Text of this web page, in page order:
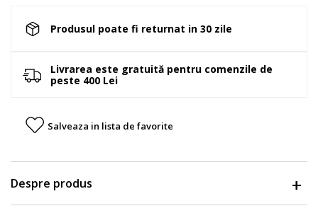
Produsul poate fi returnat in 30 zile
Livrarea este gratuită pentru comenzile de
peste 400 Lei
Salveaza in lista de favorite
Despre produs